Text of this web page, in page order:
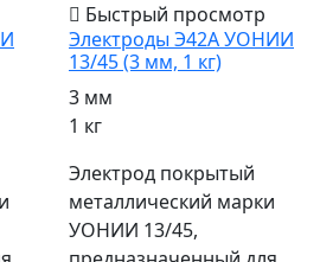
Быстрый просмотр
Электроды Э42А УОНИИ
13/45 (3 мм, 1 кг)
3 мм
1 кг
Электрод покрытый
металлический марки
УОНИИ 13/45,